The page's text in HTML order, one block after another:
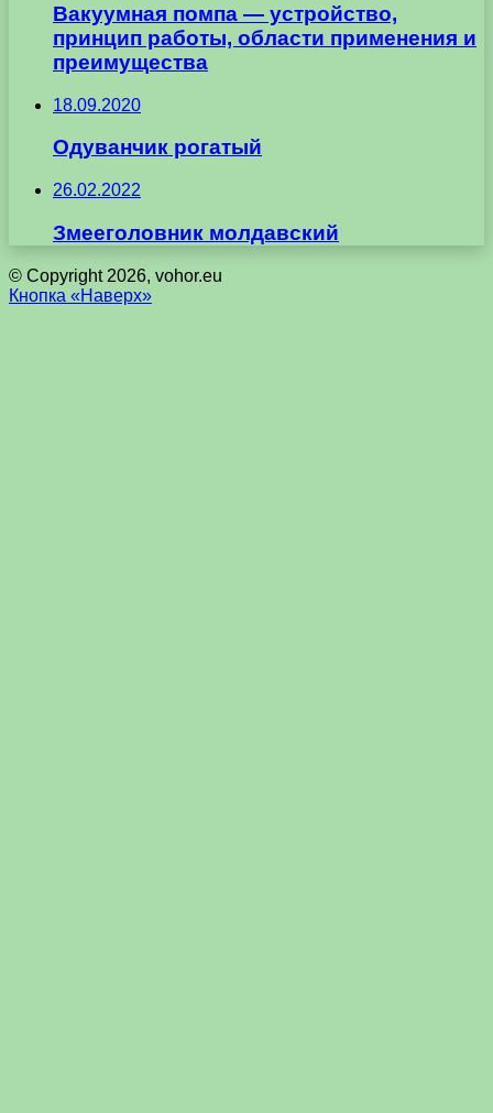
Вакуумная помпа — устройство,
принцип работы, области применения и
преимущества
18.09.2020
Одуванчик рогатый
26.02.2022
Змееголовник молдавский
© Copyright 2026, vohor.eu
Кнопка «Наверх»